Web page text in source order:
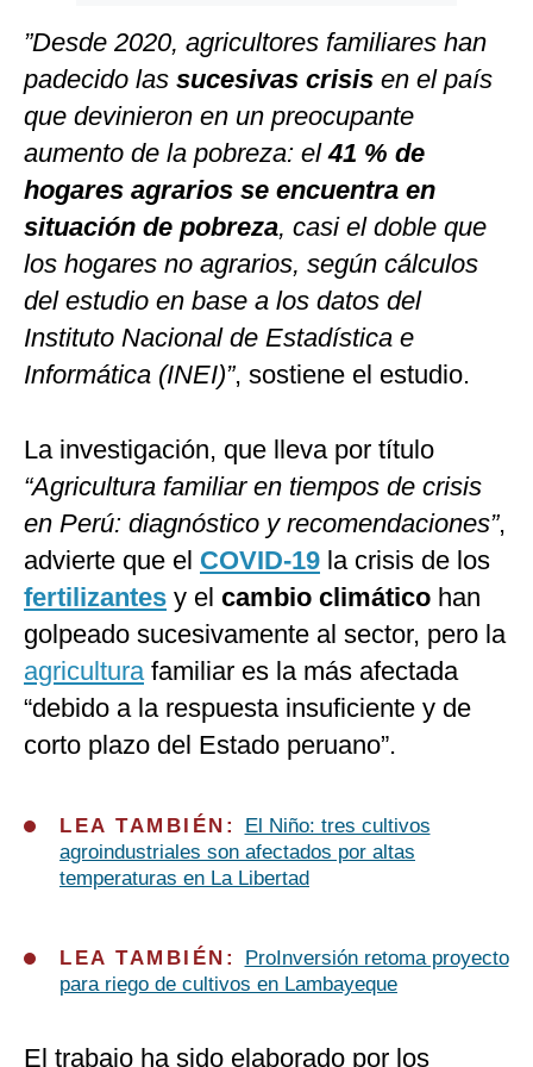
”Desde 2020, agricultores familiares han
padecido las sucesivas crisis en el país
que devinieron en un preocupante
aumento de la pobreza: el41 % de
hogares agrarios se encuentra en
situación de pobreza, casi el doble que
los hogares no agrarios, según cálculos
del estudio en base a los datos del
Instituto Nacional de Estadística e
Informática (INEI)”, sostiene el estudio.
La investigación, que lleva por título
“Agricultura familiar en tiempos de crisis
en Perú: diagnóstico y recomendaciones”,
advierte que el COVID-19 la crisis de los
fertilizantes y el cambio climático han
golpeado sucesivamente al sector, pero la
agriculturafamiliar es la más afectada
“debido a la respuesta insuficiente y de
corto plazo del Estado peruano”.
LEA TAMBIÉN:
El Niño: tres cultivos
agroindustriales son afectados por altas
temperaturas en La Libertad
LEA TAMBIÉN:
ProInversión retoma proyecto
para riego de cultivos en Lambayeque
El trabajo ha sido elaborado por los